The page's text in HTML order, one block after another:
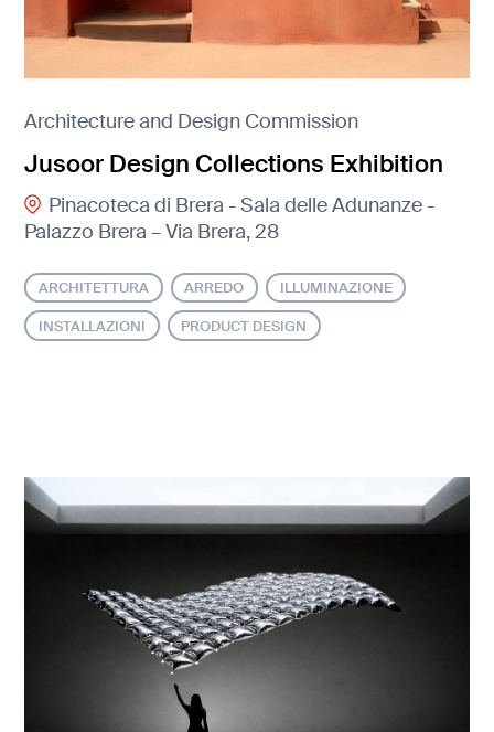
Architecture and Design Commission
Jusoor Design Collections Exhibition
Pinacoteca di Brera - Sala delle Adunanze -
Palazzo Brera – Via Brera, 28
ARCHITETTURA ARREDO ILLUMINAZIONE
INSTALLAZIONI PRODUCT DESIGN